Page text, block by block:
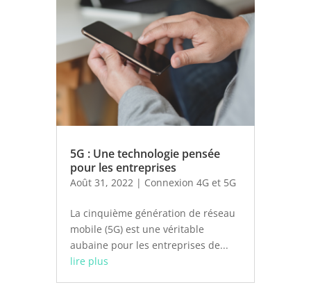
5G : Une technologie pensée
pour les entreprises
Août 31, 2022 | Connexion 4G et 5G
La cinquième génération de réseau
mobile (5G) est une véritable
aubaine pour les entreprises de...
lire plus